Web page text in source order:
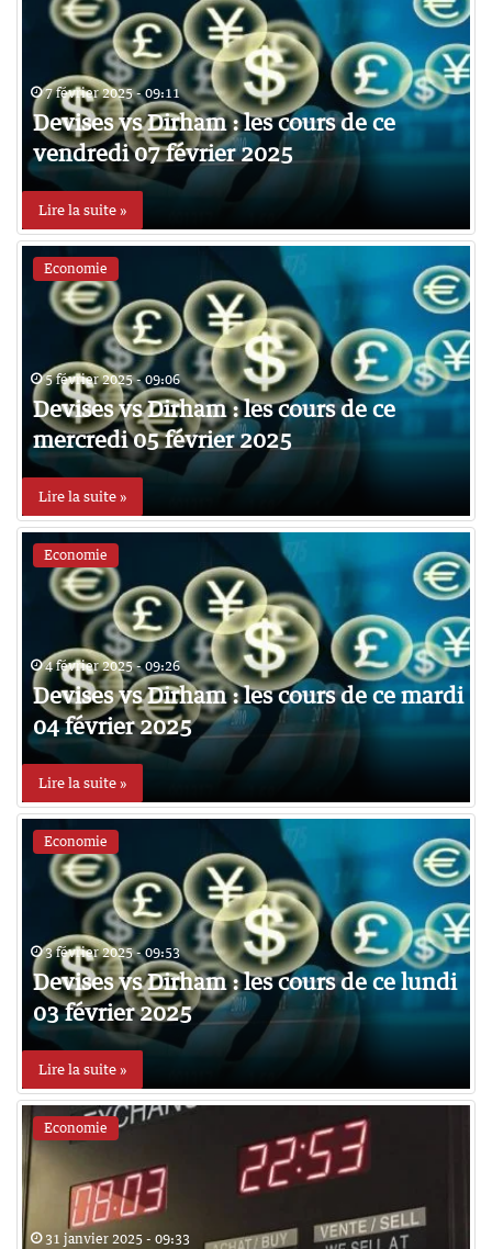
7 février 2025 - 09:11
Devises vs Dirham : les cours de ce
vendredi 07 février 2025
Lire la suite »
Economie
5 février 2025 - 09:06
Devises vs Dirham : les cours de ce
mercredi 05 février 2025
Lire la suite »
Economie
4 février 2025 - 09:26
Devises vs Dirham : les cours de ce mardi
04 février 2025
Lire la suite »
Economie
3 février 2025 - 09:53
Devises vs Dirham : les cours de ce lundi
03 février 2025
Lire la suite »
Economie
31 janvier 2025 - 09:33